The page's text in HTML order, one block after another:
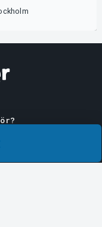
i Manager